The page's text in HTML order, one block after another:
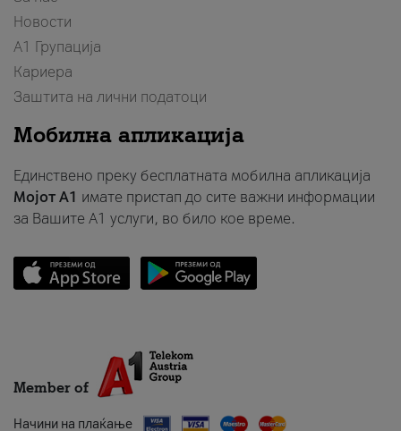
Новости
А1 Групација
Кариера
Заштита на лични податоци
Мобилна апликација
Единствено преку бесплатната мобилна апликација
Мојот A1 имате пристап до сите важни информации
за Вашите A1 услуги, во било кое време.
Member of
Начини на плаќање